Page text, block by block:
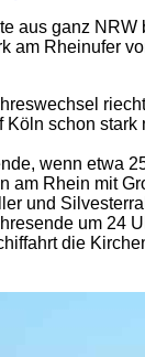
aus ganz
am Rheinufer
schon stark
wenn etwa
am Rhein mit
und
um 24
die